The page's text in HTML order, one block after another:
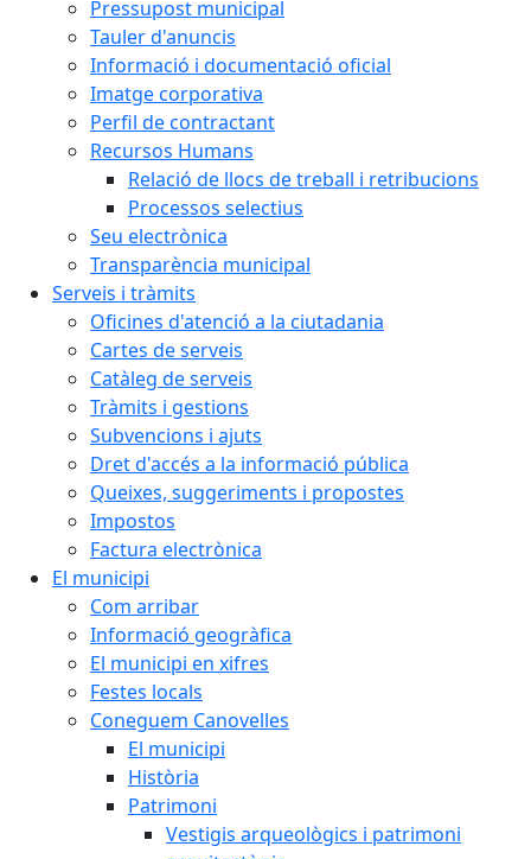
Pressupost municipal
Tauler d'anuncis
Informació i documentació oficial
Imatge corporativa
Perfil de contractant
Recursos Humans
Relació de llocs de treball i retribucions
Processos selectius
Seu electrònica
Transparència municipal
Serveis i tràmits
Oficines d'atenció a la ciutadania
Cartes de serveis
Catàleg de serveis
Tràmits i gestions
Subvencions i ajuts
Dret d'accés a la informació pública
Queixes, suggeriments i propostes
Impostos
Factura electrònica
El municipi
Com arribar
Informació geogràfica
El municipi en xifres
Festes locals
Coneguem Canovelles
El municipi
Història
Patrimoni
Vestigis arqueològics i patrimoni